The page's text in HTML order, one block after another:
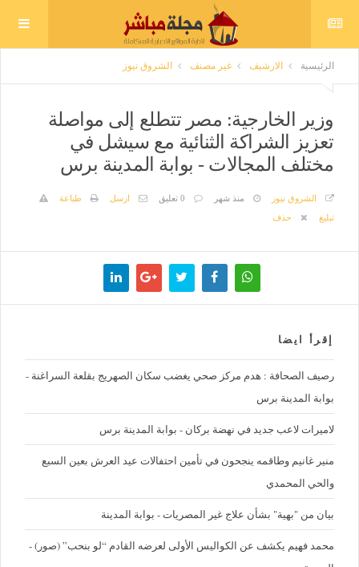
الرئيسية الارشيف غير مصنف الشروق نيوز
وزير الخارجية: مصر تتطلع إلى مواصلة
تعزيز الشراكة الثنائية مع سيشل في
مختلف المجالات - بوابة المدينة برس
الشروق نيوز منذ شهر 0 تعليق ارسل
طباعة
تبليغ
حذف
إقرأ ايضا
رصيف الصحافة : هدم مركز صحي يغضب سكان الصهريج بقلعة السراغنة -
بوابة المدينة برس
لاميرات لاعب جديد في نهضة بركان - بوابة المدينة برس
منير غانيم وطاقمه ينجحون في تأمين احتفالات عيد العرش بعين السبع
والحي المحمدي
بيان من "بهية" بشأن علاج غير المصريات - بوابة المدينة
محمد فهيم يكشف عن الكواليس الأولى لعرضه القادم “لو بنحب” (صور) -